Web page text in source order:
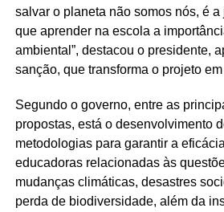
salvar o planeta não somos nós, é
que aprender na escola a
ambiental”, destacou o presidente,
sanção, que transforma o projeto
Segundo o governo, entre as
propostas, está o desenvolvimento
metodologias para garantir a
educadoras relacionadas às
mudanças climáticas, desastres
perda de biodiversidade, além da